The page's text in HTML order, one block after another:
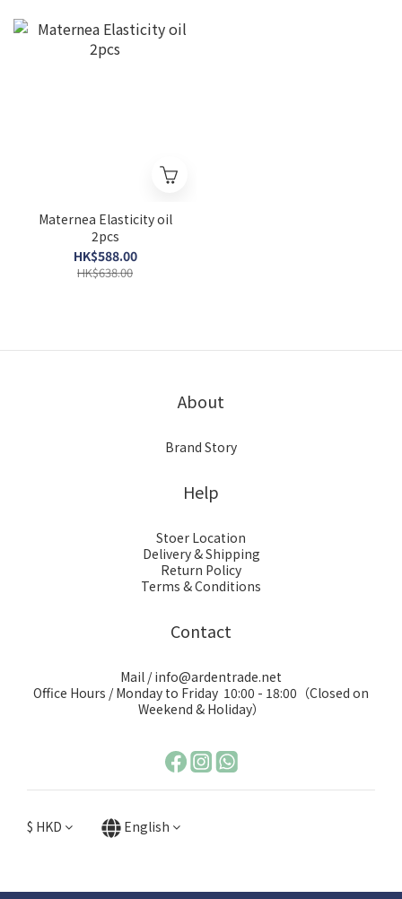
Maternea Elasticity oil
2pcs
HK$588.00
HK$638.00
About
Brand Story
Help
Stoer Location
Delivery & Shipping
Return Policy
Terms & Conditions
Contact
Mail / info@ardentrade.net
Office Hours / Monday to Friday 10:00 - 18:00（Closed on
Weekend & Holiday）
$ HKD English